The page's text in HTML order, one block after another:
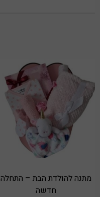
מתנה להולדת הבת – התחלה
חדשה